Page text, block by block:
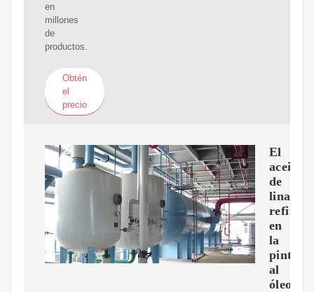
en
millones
de
productos.
Obtén
el
precio
El
aceite
de
linaza
en
la
pintura
al
óleo